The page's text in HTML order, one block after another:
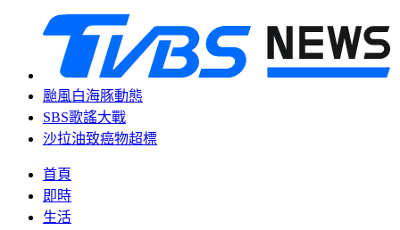
颱風白海豚動態
SBS歌謠大戰
沙拉油致癌物超標
首頁
即時
生活